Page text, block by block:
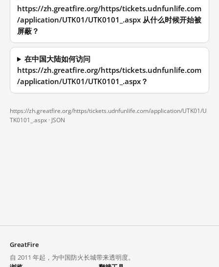
https://zh.greatfire.org/https/tickets.udnfunlife.com
/application/UTK01/UTK0101_.aspx 从什么时候开始被
屏蔽？
在中国大陆如何访问
https://zh.greatfire.org/https/tickets.udnfunlife.com
/application/UTK01/UTK0101_.aspx？
https://zh.greatfire.org/https/tickets.udnfunlife.com/application/UTK01/U
TK0101_.aspx · JSON
GreatFire
自 2011 年起，为中国防火长城带来透明度。